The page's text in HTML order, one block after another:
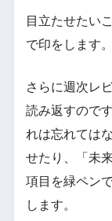
目立たせたい
で印をします。
さらに週次レ
読み返すので
れは忘れては
せたり、「未
項目を緑ペン
します。